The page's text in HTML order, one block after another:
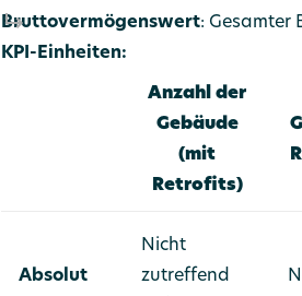
Bruttovermögenswert: Gesamter
KPI-Einheiten:
Anzahl der
Gebäude
(mit
Retrofits)
Absolut
Nicht
zutreffend